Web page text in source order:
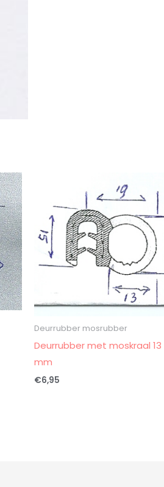
Deurrubber mosrubber
Deurrubber met moskraal 13
mm
€6,95